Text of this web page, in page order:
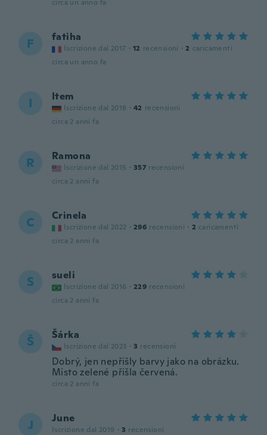
circa un anno fa
F fatiha
Iscrizione dal 2017 · 12 recensioni · 2 caricamenti
circa un anno fa
I Item
Iscrizione dal 2018 · 42 recensioni
circa 2 anni fa
R Ramona
Iscrizione dal 2015 · 357 recensioni
circa 2 anni fa
C Crinela
Iscrizione dal 2022 · 296 recensioni · 2 caricamenti
circa 2 anni fa
S sueli
Iscrizione dal 2016 · 229 recensioni
circa 2 anni fa
Š Šárka
Iscrizione dal 2023 · 3 recensioni
Dobrý, jen nepřišly barvy jako na obrázku.
Misto zelené přišla červená.
circa 2 anni fa
J June
Iscrizione dal 2019 · 3 recensioni